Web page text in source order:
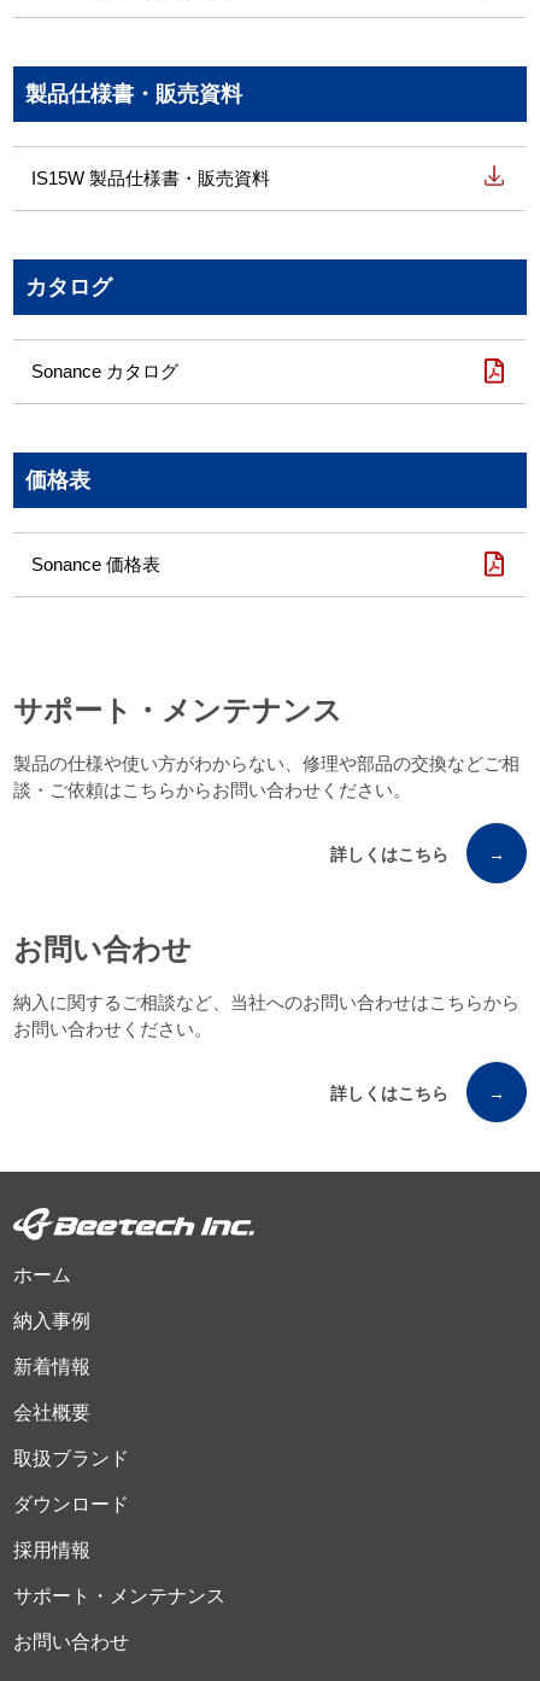
製品仕様書・販売資料
IS15W 製品仕様書・販売資料
カタログ
Sonance カタログ
価格表
Sonance 価格表
サポート・メンテナンス
製品の仕様や使い方がわからない、修理や部品の交換などご相
談・ご依頼はこちらからお問い合わせください。
詳しくはこちら →
お問い合わせ
納入に関するご相談など、当社へのお問い合わせはこちらから
お問い合わせください。
詳しくはこちら →
ホーム
納入事例
新着情報
会社概要
取扱ブランド
ダウンロード
採用情報
サポート・メンテナンス
お問い合わせ